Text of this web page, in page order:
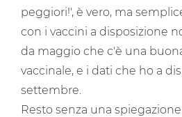
peggiori!', è vero, ma
con i vaccini a disposizione
da maggio che c'è una
vaccinale, e i dati che ho a
settembre.
Resto senza una